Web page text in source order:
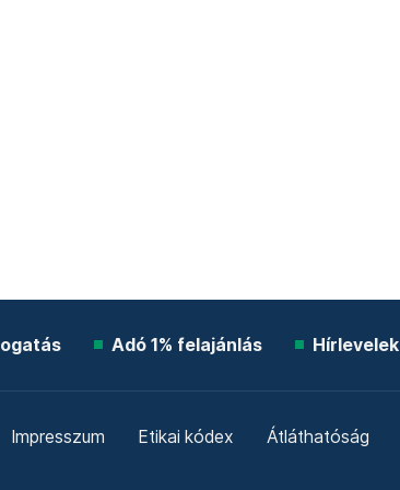
Adó 1% felajánlás Hírlevelek
Impresszum Etikai kódex Átláthatóság